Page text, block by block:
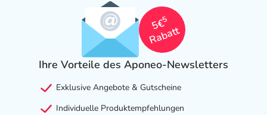
5€
5
Rabatt
Ihre Vorteile des Aponeo-Newsletters
Exklusive Angebote & Gutscheine
Individuelle Produktempfehlungen